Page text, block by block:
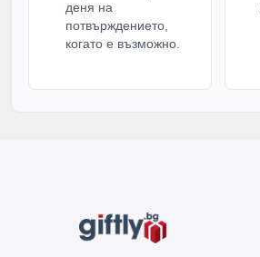
деня на
потвърждението,
когато е възможно.